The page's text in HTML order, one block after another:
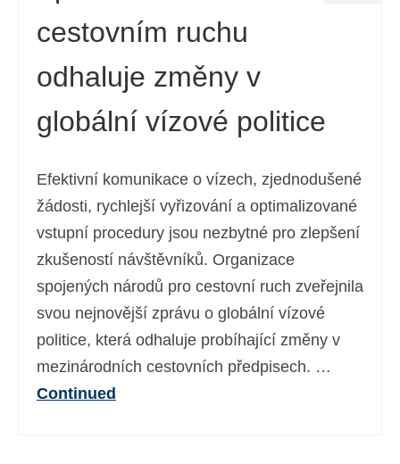
cestovním ruchu
odhaluje změny v
globální vízové politice
Efektivní komunikace o vízech, zjednodušené
žádosti, rychlejší vyřizování a optimalizované
vstupní procedury jsou nezbytné pro zlepšení
zkušeností návštěvníků. Organizace
spojených národů pro cestovní ruch zveřejnila
svou nejnovější zprávu o globální vízové
politice, která odhaluje probíhající změny v
mezinárodních cestovních předpisech. …
Continued